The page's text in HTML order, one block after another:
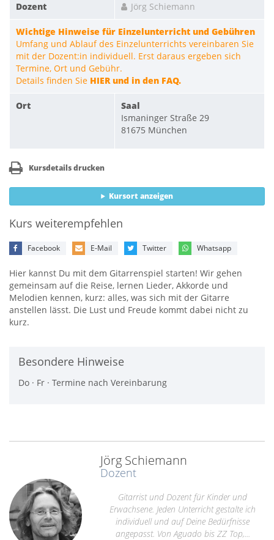
Dozent Jörg Schiemann
Wichtige Hinweise für Einzelunterricht und Gebühren
Umfang und Ablauf des Einzelunterrichts vereinbaren Sie
mit der Dozent:in individuell. Erst daraus ergeben sich
Termine, Ort und Gebühr.
Details finden Sie HIER und in den FAQ.
Ort
Saal
Ismaninger Straße 29
81675 München
Kursdetails drucken
Kursort anzeigen
Kurs weiterempfehlen
Facebook E-Mail Twitter Whatsapp
Hier kannst Du mit dem Gitarrenspiel starten! Wir gehen
gemeinsam auf die Reise, lernen Lieder, Akkorde und
Melodien kennen, kurz: alles, was sich mit der Gitarre
anstellen lässt. Die Lust und Freude kommt dabei nicht zu
kurz.
Besondere Hinweise
Do · Fr · Termine nach Vereinbarung
Jörg Schiemann
Dozent
Gitarrist und Dozent für Kinder und
Erwachsene. Jeden Unterricht gestalte ich
individuell und auf Deine Bedürfnisse
angepasst. Von Aguado bis ZZ Top,...